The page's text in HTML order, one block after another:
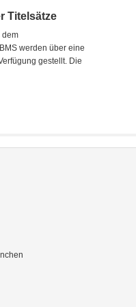
Titelsätze
dem
werden über eine
gestellt. Die